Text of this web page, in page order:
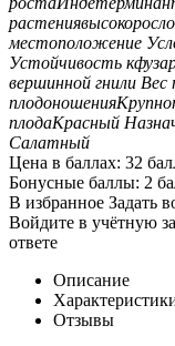
растения
местоположение
Устойчивость к
вершинной гнили Вес
плодоношения
плодаКрасный
Салатный
Цена в баллах: 32
Бонусные баллы: 2
В избранное Задать
Войдите в учётную
ответе
Описание
Отзывы